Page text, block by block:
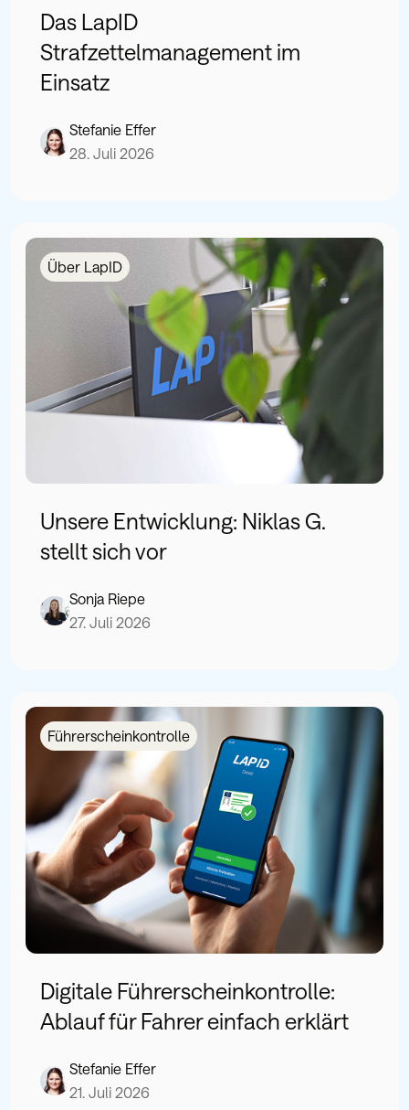
Das LapID
Strafzettelmanagement im
Einsatz
Stefanie Effer
28. Juli 2026
Über LapID
Unsere Entwicklung: Niklas G.
stellt sich vor
Sonja Riepe
27. Juli 2026
Führerscheinkontrolle
Digitale Führerscheinkontrolle:
Ablauf für Fahrer einfach erklärt
Stefanie Effer
21. Juli 2026